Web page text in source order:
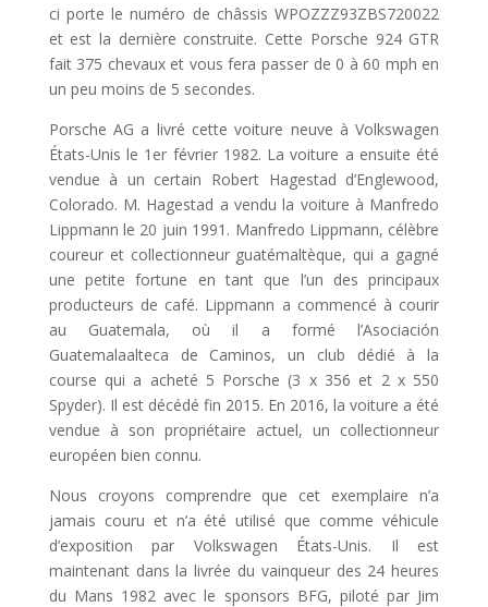
ci porte le numéro de châssis WPOZZZ93ZBS720022
et est la dernière construite. Cette Porsche 924 GTR
fait 375 chevaux et vous fera passer de 0 à 60 mph en
un peu moins de 5 secondes.
Porsche AG a livré cette voiture neuve à Volkswagen
États-Unis le 1er février 1982. La voiture a ensuite été
vendue à un certain Robert Hagestad d’Englewood,
Colorado. M. Hagestad a vendu la voiture à Manfredo
Lippmann le 20 juin 1991. Manfredo Lippmann, célèbre
coureur et collectionneur guatémaltèque, qui a gagné
une petite fortune en tant que l’un des principaux
producteurs de café. Lippmann a commencé à courir
au Guatemala, où il a formé l’Asociación
Guatemalaalteca de Caminos, un club dédié à la
course qui a acheté 5 Porsche (3 x 356 et 2 x 550
Spyder). Il est décédé fin 2015. En 2016, la voiture a été
vendue à son propriétaire actuel, un collectionneur
européen bien connu.
Nous croyons comprendre que cet exemplaire n’a
jamais couru et n’a été utilisé que comme véhicule
d’exposition par Volkswagen États-Unis. Il est
maintenant dans la livrée du vainqueur des 24 heures
du Mans 1982 avec le sponsors BFG, piloté par Jim